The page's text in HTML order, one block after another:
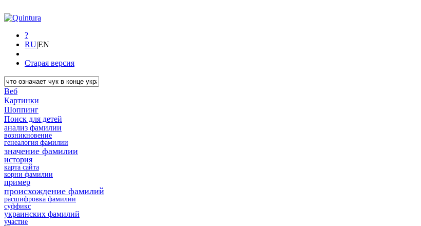
?
RU|EN
Старая версия
Веб
Картинки
Шоппинг
Поиск для детей
анализ фамилии
возникновение
генеалогия фамилии
значение фамилии
история
карта сайта
корни фамилии
пример
происхождение фамилий
расшифровка фамилии
суффикс
украинских фамилий
участие